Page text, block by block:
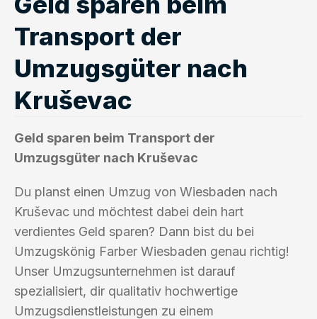
Transport der
Umzugsgüter nach
Kruševac
Geld sparen beim Transport der
Umzugsgüter nach Kruševac
Du planst einen Umzug von Wiesbaden nach
Kruševac und möchtest dabei dein hart
verdientes Geld sparen? Dann bist du bei
Umzugskönig Farber Wiesbaden genau richtig!
Unser Umzugsunternehmen ist darauf
spezialisiert, dir qualitativ hochwertige
Umzugsdienstleistungen zu einem